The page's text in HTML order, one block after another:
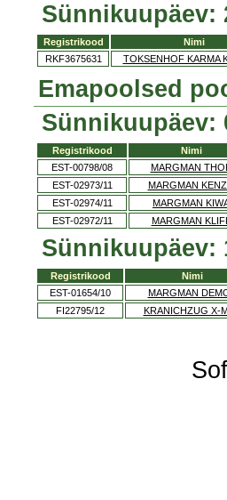
Sünnikuupäev:
Registrikood Nimi
RKF3675631
TOKSENHOF KARMA
Emapoolsed
Sünnikuupäev:
Registrikood Nimi
EST-00798/08
MARGMAN
EST-02973/11
MARGMAN
EST-02974/11
MARGMAN
EST-02972/11
MARGMAN
Sünnikuupäev:
Registrikood Nimi
EST-01654/10
MARGMAN
FI22795/12
KRANICHZUG X-